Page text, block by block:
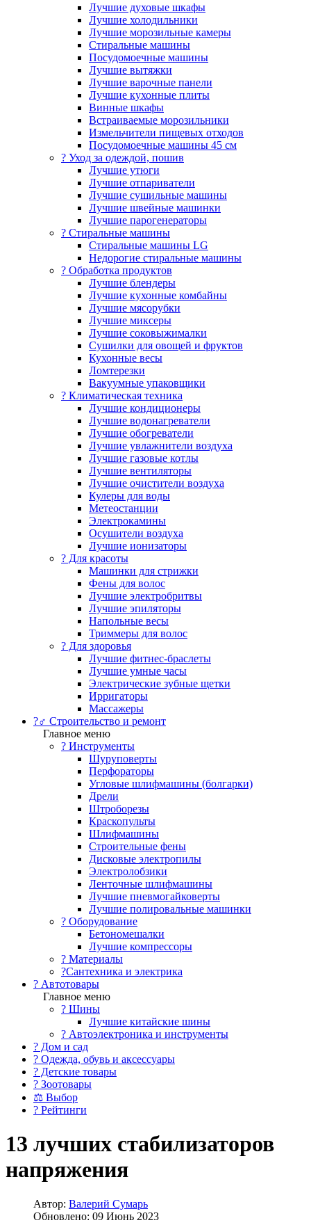
Лучшие духовые шкафы
Лучшие холодильники
Лучшие морозильные камеры
Стиральные машины
Посудомоечные машины
Лучшие вытяжки
Лучшие варочные панели
Лучшие кухонные плиты
Винные шкафы
Встраиваемые морозильники
Измельчители пищевых отходов
Посудомоечные машины 45 см
? Уход за одеждой, пошив
Лучшие утюги
Лучшие отпариватели
Лучшие сушильные машины
Лучшие швейные машинки
Лучшие парогенераторы
? Стиральные машины
Стиральные машины LG
Недорогие стиральные машины
? Обработка продуктов
Лучшие блендеры
Лучшие кухонные комбайны
Лучшие мясорубки
Лучшие миксеры
Лучшие соковыжималки
Сушилки для овощей и фруктов
Кухонные весы
Ломтерезки
Вакуумные упаковщики
?️ Климатическая техника
Лучшие кондиционеры
Лучшие водонагреватели
Лучшие обогреватели
Лучшие увлажнители воздуха
Лучшие газовые котлы
Лучшие вентиляторы
Лучшие очистители воздуха
Кулеры для воды
Метеостанции
Электрокамины
Осушители воздуха
Лучшие ионизаторы
? Для красоты
Машинки для стрижки
Фены для волос
Лучшие электробритвы
Лучшие эпиляторы
Напольные весы
Триммеры для волос
? Для здоровья
Лучшие фитнес-браслеты
Лучшие умные часы
Электрические зубные щетки
Ирригаторы
Массажеры
?‍♂️ Строительство и ремонт
Главное меню
?️ Инструменты
Шуруповерты
Перфораторы
Угловые шлифмашины (болгарки)
Дрели
Штроборезы
Краскопульты
Шлифмашины
Строительные фены
Дисковые электропилы
Электролобзики
Ленточные шлифмашины
Лучшие пневмогайковерты
Лучшие полировальные машинки
?️ Оборудование
Бетономешалки
Лучшие компрессоры
? Материалы
?Сантехника и электрика
? Автотовары
Главное меню
? Шины
Лучшие китайские шины
? Автоэлектроника и инструменты
? Дом и сад
? Одежда, обувь и аксессуары
? Детские товары
? Зоотовары
⚖ Выбор
? Рейтинги
13 лучших стабилизаторов
напряжения
Автор: Валерий Сумарь
Обновлено: 09 Июнь 2023